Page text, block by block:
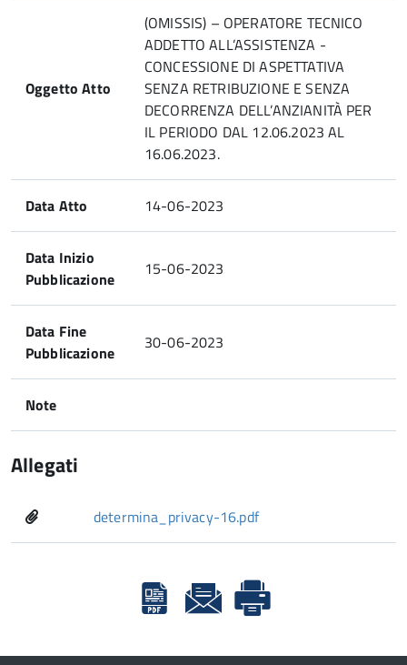
Oggetto Atto
(OMISSIS) – OPERATORE TECNICO
ADDETTO ALL’ASSISTENZA -
CONCESSIONE DI ASPETTATIVA
SENZA RETRIBUZIONE E SENZA
DECORRENZA DELL’ANZIANITÀ PER
IL PERIODO DAL 12.06.2023 AL
16.06.2023.
Data Atto 14-06-2023
Data Inizio
Pubblicazione
15-06-2023
Data Fine
Pubblicazione
30-06-2023
Note
Allegati
determina_privacy-16.pdf